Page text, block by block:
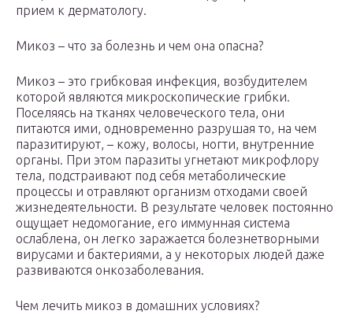
прием к дерматологу.
Микоз – что за болезнь и чем она опасна?
Микоз – это грибковая инфекция, возбудителем
которой являются микроскопические грибки.
Поселяясь на тканях человеческого тела, они
питаются ими, одновременно разрушая то, на чем
паразитируют, – кожу, волосы, ногти, внутренние
органы. При этом паразиты угнетают микрофлору
тела, подстраивают под себя метаболические
процессы и отравляют организм отходами своей
жизнедеятельности. В результате человек постоянно
ощущает недомогание, его иммунная система
ослаблена, он легко заражается болезнетворными
вирусами и бактериями, а у некоторых людей даже
развиваются онкозаболевания.
Чем лечить микоз в домашних условиях?